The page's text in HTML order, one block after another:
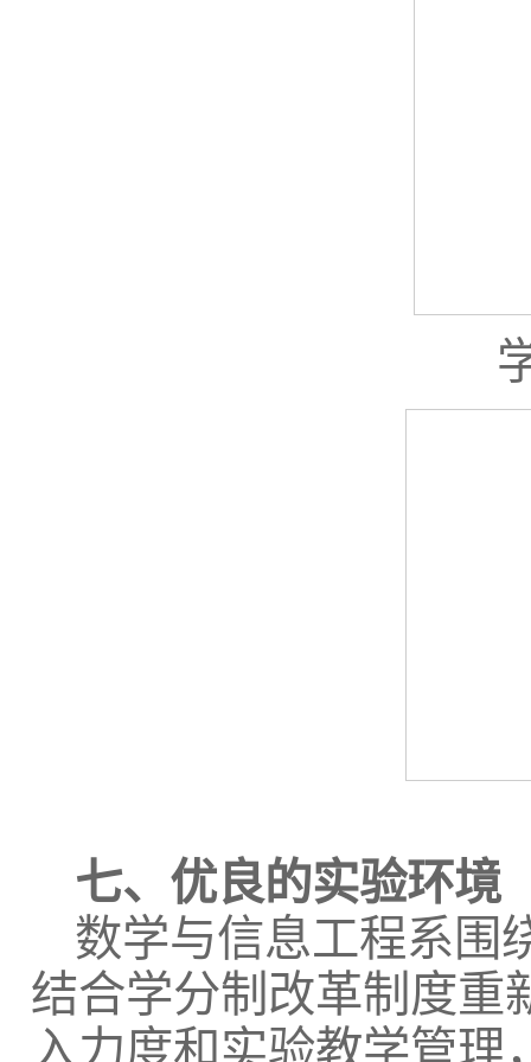
七、优良的实验环境
数学与信息工程系围
结合学分制改革制度重
入力度和实验教学管